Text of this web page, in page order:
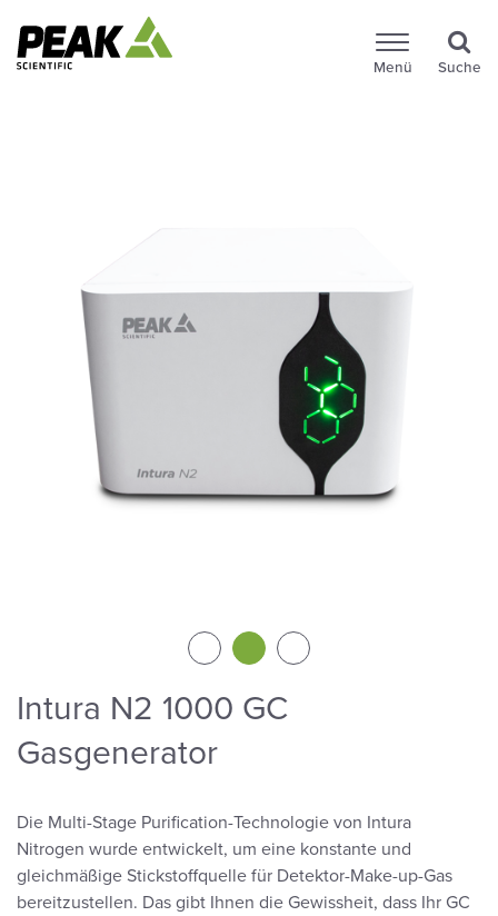
Menü Suche
Intura N2 1000 GC
Gasgenerator
Die Multi-Stage Purification-Technologie von Intura
Nitrogen wurde entwickelt, um eine konstante und
gleichmäßige Stickstoffquelle für Detektor-Make-up-Gas
bereitzustellen. Das gibt Ihnen die Gewissheit, dass Ihr GC